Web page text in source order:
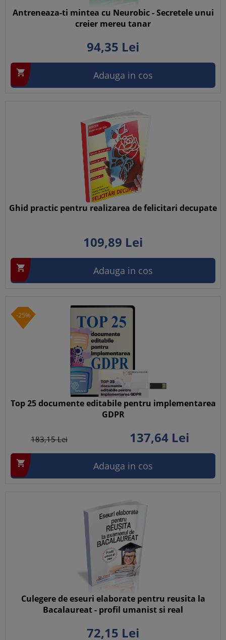
Antreneaza-ti mintea cu Neurobic - Secretele unui
creier mereu tanar
94,35 Lei
 Adauga in cos
Ghid practic pentru realizarea de felicitari decupate
109,89 Lei
 Adauga in cos
-25%
Top 25 documente editabile pentru implementarea
GDPR
183,15Lei 137,64Lei
 Adauga in cos
Culegere de eseuri elaborate pentru reusita la
Bacalaureat - profil umanist si real
72,15 Lei